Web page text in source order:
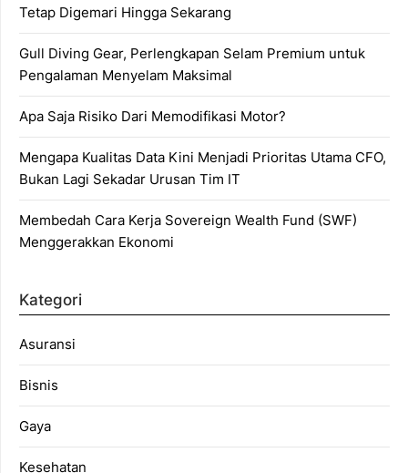
Tetap Digemari Hingga Sekarang
Gull Diving Gear, Perlengkapan Selam Premium untuk
Pengalaman Menyelam Maksimal
Apa Saja Risiko Dari Memodifikasi Motor?
Mengapa Kualitas Data Kini Menjadi Prioritas Utama CFO,
Bukan Lagi Sekadar Urusan Tim IT
Membedah Cara Kerja Sovereign Wealth Fund (SWF)
Menggerakkan Ekonomi
Kategori
Asuransi
Bisnis
Gaya
Kesehatan